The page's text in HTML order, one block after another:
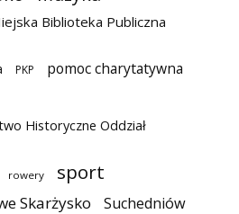
Biblioteka Publiczna
PKP
pomoc charytatywna
Historyczne Oddział
rowery sport
Skarżysko Suchedniów